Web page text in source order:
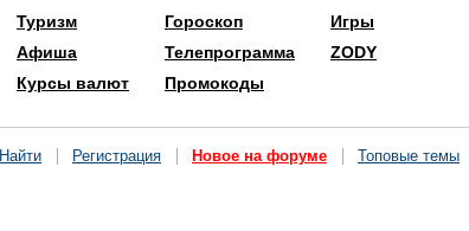
Туризм
Афиша
Курсы валют
Гороскоп
Телепрограмма
Промокоды
Игры
ZODY
Найти Регистрация Новое на форуме Топовые темы